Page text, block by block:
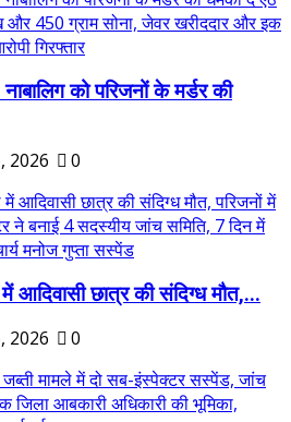
को परिजनों के मर्डर की
2026 0
छात्र की संदिग्ध मौत,...
2026 0